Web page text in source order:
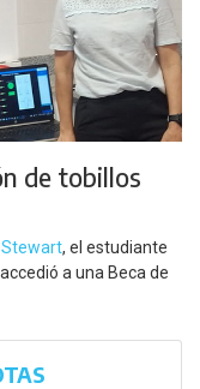
de tobillos
, el estudiante
a una Beca de